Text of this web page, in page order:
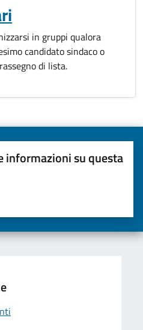
in gruppi qualora
candidato sindaco o
di lista.
informazioni su questa
su 5
5